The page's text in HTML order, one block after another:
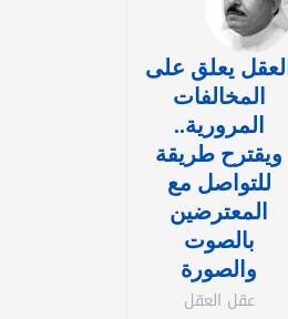
العقل يعلق على
المخالفات
المرورية..
ويقترح طريقة
للتواصل مع
المعترضين
بالصوت
والصورة
عقل العقل